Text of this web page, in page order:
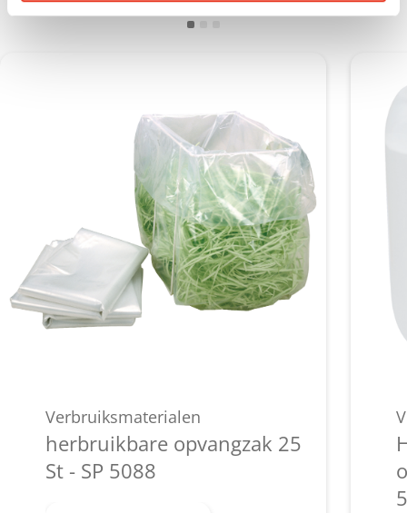
Verbruiksmaterialen
herbruikbare opvangzak 25
St - SP 5088